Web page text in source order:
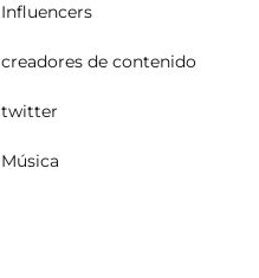
Influencers
creadores de contenido
twitter
Música